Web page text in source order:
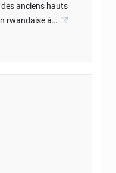
anciens hauts
rwandaise à…